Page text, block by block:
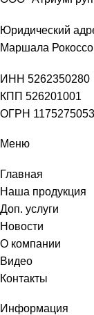
Юридический
Маршала
ИНН 5262350280
КПП 526201001
ОГРН
Меню
Главная
Наша продукция
Доп. услуги
Новости
О компании
Видео
Контакты
Информация